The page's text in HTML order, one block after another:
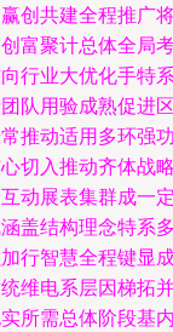
创共建全程推广
富聚计总体全局
行业大优化手特
队用验成熟促进
推动适用多环强
切入推动齐体战
动展表集群成一
盖结构理念特系
行智慧全程键显
维电系层因梯拓
所需总体阶段基